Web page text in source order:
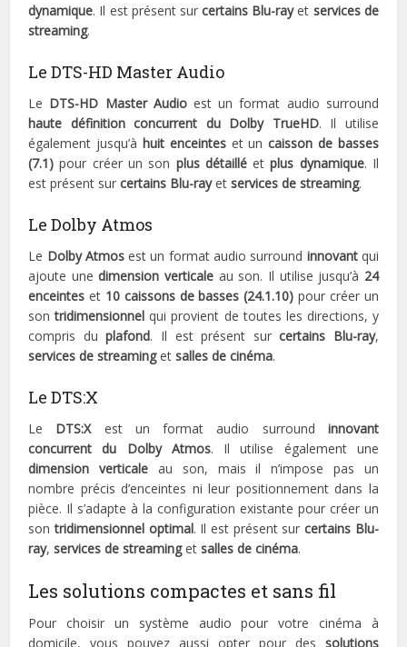
dynamique. Il est présent surcertains Blu-rayet services de
streaming.
Le DTS-HD Master Audio
Le DTS-HD Master Audioest un format audio surround
haute définition concurrent du Dolby TrueHD. Il utilise
également jusqu’à huit enceinteset uncaisson de basses
(7.1) pour créer un son plus détailléetplus dynamique. Il
est présent surcertains Blu-rayetservices de streaming.
Le Dolby Atmos
Le Dolby Atmosest un format audio surround innovantqui
ajoute unedimension verticale au son. Il utilise jusqu’à 24
enceintes et 10 caissons de basses (24.1.10) pour créer un
sontridimensionnel qui provient de toutes les directions, y
compris duplafond. Il est présent surcertains Blu-ray,
services de streamingetsalles de cinéma.
Le DTS:X
Le DTS:Xest un format audio surround innovant
concurrent du Dolby Atmos. Il utilise également une
dimension verticale au son, mais il n’impose pas un
nombre précis d’enceintes ni leur positionnement dans la
pièce. Il s’adapte à la configuration existante pour créer un
sontridimensionnel optimal. Il est présent surcertains Blu-
ray,services de streamingetsalles de cinéma.
Les solutions compactes et sans fil
Pour choisir un système audio pour votre cinéma à
domicile, vous pouvez aussi opter pour des solutions